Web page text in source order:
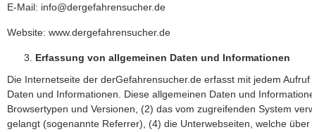
E-Mail: info@dergefahrensucher.de
Website: www.dergefahrensucher.de
Erfassung von allgemeinen Daten und Informationen
Die Internetseite der derGefahrensucher.de erfasst mit jedem
Daten und Informationen. Diese allgemeinen Daten und
Browsertypen und Versionen, (2) das vom zugreifenden System
gelangt (sogenannte Referrer), (4) die Unterwebseiten, welche